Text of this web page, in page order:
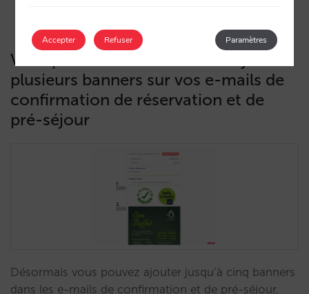
Vous pouvez dès maintenant ajouter
plusieurs banners sur vos e-mails de
confirmation de réservation et de
pré-séjour
Désormais vous pouvez ajouter jusqu’à cinq banners
dans les e-mails de confirmation et de pré-séjour,
Accepter Paramètres
Refuser